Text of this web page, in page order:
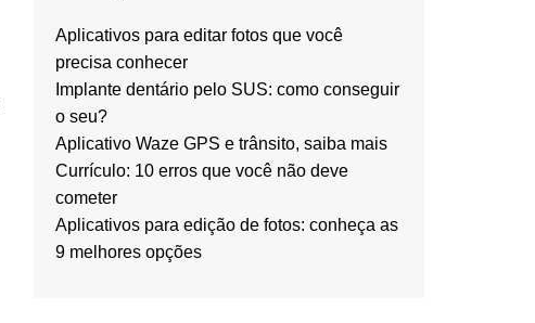
Aplicativos para editar fotos que você
precisa conhecer
Implante dentário pelo SUS: como conseguir
o seu?
Aplicativo Waze GPS e trânsito, saiba mais
Currículo: 10 erros que você não deve
cometer
Aplicativos para edição de fotos: conheça as
9 melhores opções